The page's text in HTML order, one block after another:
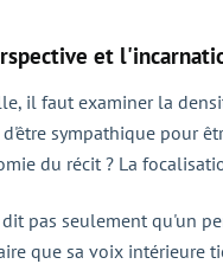
et
il faut examiner la
sympathique pour
du récit ? La
pas seulement qu'un
que sa voix